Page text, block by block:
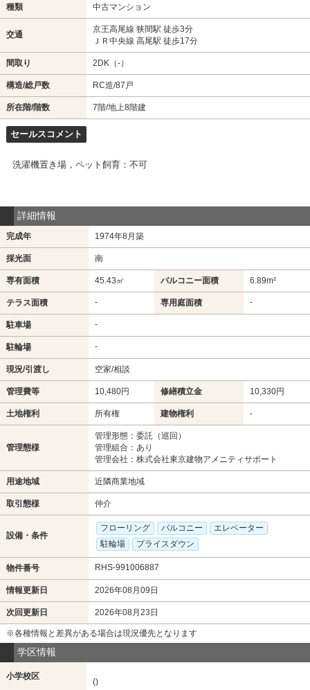
種類 中古マンション
交通
京王高尾線 狭間駅 徒歩3分
ＪＲ中央線 高尾駅 徒歩17分
間取り 2DK（-）
構造/総戸数 RC造/87戸
所在階/階数 7階/地上8階建
セールスコメント
洗濯機置き場，ペット飼育：不可
詳細情報
完成年 1974年8月築
採光面 南
専有面積 45.43㎡ バルコニー面積 6.89m²
テラス面積 - 専用庭面積 -
駐車場 -
駐輪場 -
現況/引渡し 空家/相談
管理費等 10,480円 修繕積立金 10,330円
土地権利 所有権 建物権利 -
管理態様
管理形態：委託（巡回）
管理組合：あり
管理会社：株式会社東京建物アメニティサポート
用途地域 近隣商業地域
取引態様 仲介
設備・条件
フローリング バルコニー
エレベーター
駐輪場
プライスダウン
物件番号 RHS-991006887
情報更新日 2026年08月09日
次回更新日 2026年08月23日
※各種情報と差異がある場合は現況優先となります
学区情報
小学校区
()